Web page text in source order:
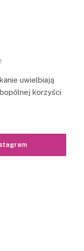
uwielbiają
korzyści